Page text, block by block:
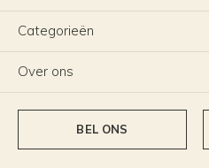
Categorieën
Over ons
BEL ONS